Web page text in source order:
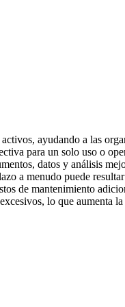
ayudando a las
para un solo uso o
datos y análisis
a menudo puede
de mantenimiento
lo que aumenta